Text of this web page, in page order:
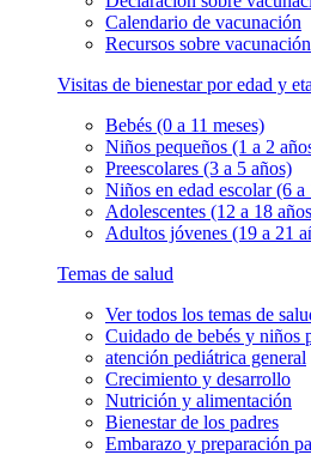
Calendario de vacunación
Recursos sobre vacunación
Visitas de bienestar por edad y
Bebés (0 a 11 meses)
Niños pequeños (1 a 2
Preescolares (3 a 5 años)
Niños en edad escolar (6 a
Adolescentes (12 a 18
Adultos jóvenes (19 a 21
Temas de salud
Ver todos los temas de
Cuidado de bebés y niños
atención pediátrica general
Crecimiento y desarrollo
Nutrición y alimentación
Bienestar de los padres
Embarazo y preparación